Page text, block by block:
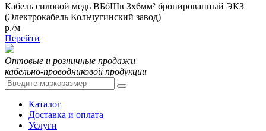
Кабель силовой медь ВБбШв 3x6мм² бронированный ЭКЗ
(Электрокабель Кольчугинский завод)
р./м
Перейти
Оптовые и розничные продажи
кабельно-проводниковой продукции
Каталог
Доставка и оплата
Услуги